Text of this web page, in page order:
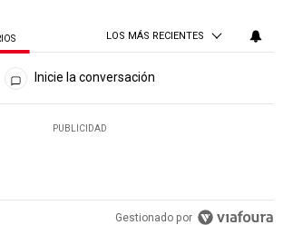
LOS MÁS RECIENTES
Inicie la conversación
PUBLICIDAD
Gestionado por